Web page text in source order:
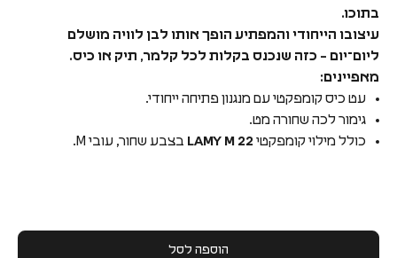
בתוכו.
עיצובו הייחודי והמפתיע הופך אותו לבן לוויה מושלם
ליום־יום – כזה שנכנס בקלות לכל קלמר, תיק או כיס.
מאפיינים:
עט כיס קומפקטי עם מנגנון פתיחה ייחודי.
גימור לכה שחורה מט.
כולל מילוי קומפקטי LAMY M 22 בצבע שחור, עובי M.
הוספה לסל